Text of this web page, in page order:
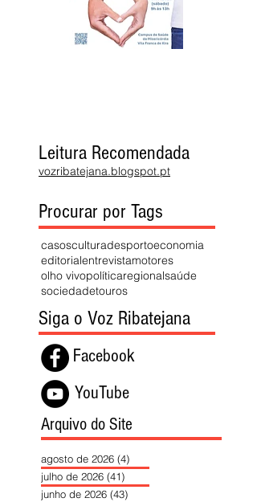
Leitura Recomendada
vozribatejana.blogspot.pt
Procurar por Tags
casosculturadesportoeconomia
editorialentrevistamotores
olho vivopolíticaregionalsaúde
sociedadetouros
Siga o Voz Ribatejana
Facebook
YouTube
Arquivo do Site
agosto de 2026 (4)
julho de 2026 (41)
junho de 2026 (43)